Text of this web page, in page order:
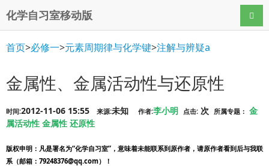
化学自习室移动版 导航
首页>必修一>元素周期律与化学键>注解与辨疑a
金属性、金属活动性与还原性
时间:2012-11-06 15:55 来源:未知 作者:李小明 点击: 次 所属专题： 金
属活动性 金属性 还原性
版权申明 ：凡是署名为“化学自习室”，意味着未能联系到原作者，请原作者看到后与我联
系（邮箱：79248376@qq.com）！